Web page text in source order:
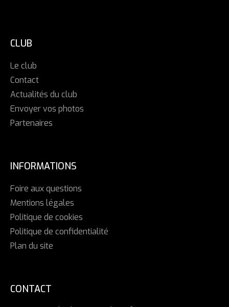
CLUB
Le club
Contact
Actualités du club
Envoyer vos photos
Partenaires
INFORMATIONS
Foire aux questions
Mentions légales
Politique de cookies
Politique de confidentialité
Plan du site
CONTACT